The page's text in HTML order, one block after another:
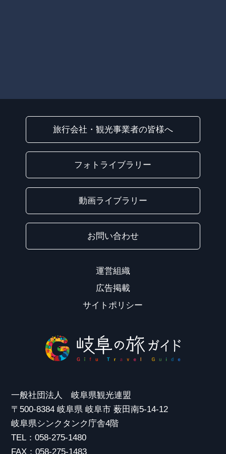
旅行会社・観光事業者の皆様へ
フォトライブラリー
動画ライブラリー
お問い合わせ
運営組織
広告掲載
サイトポリシー
一般社団法人 岐阜県観光連盟
〒500-8384 岐阜県 岐阜市 薮田南5-14-12
岐阜県シンクタンク庁舎4階
TEL：058-275-1480
FAX：058-275-1483